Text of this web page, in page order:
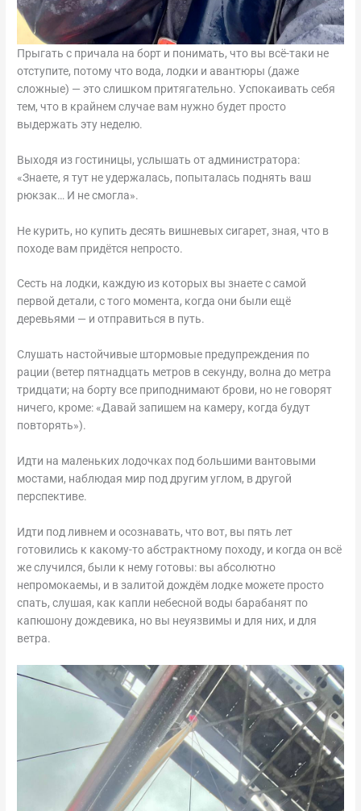
Прыгать с причала на борт и понимать, что вы всё-таки не
отступите, потому что вода, лодки и авантюры (даже
сложные) — это слишком притягательно. Успокаивать себя
тем, что в крайнем случае вам нужно будет просто
выдержать эту неделю.
Выходя из гостиницы, услышать от администратора:
«Знаете, я тут не удержалась, попыталась поднять ваш
рюкзак… И не смогла».
Не курить, но купить десять вишневых сигарет, зная, что в
походе вам придётся непросто.
Сесть на лодки, каждую из которых вы знаете с самой
первой детали, с того момента, когда они были ещё
деревьями — и отправиться в путь.
Слушать настойчивые штормовые предупреждения по
рации (ветер пятнадцать метров в секунду, волна до метра
тридцати; на борту все приподнимают брови, но не говорят
ничего, кроме: «Давай запишем на камеру, когда будут
повторять»).
Идти на маленьких лодочках под большими вантовыми
мостами, наблюдая мир под другим углом, в другой
перспективе.
Идти под ливнем и осознавать, что вот, вы пять лет
готовились к какому-то абстрактному походу, и когда он всё
же случился, были к нему готовы: вы абсолютно
непромокаемы, и в залитой дождём лодке можете просто
спать, слушая, как капли небесной воды барабанят по
капюшону дождевика, но вы неуязвимы и для них, и для
ветра.